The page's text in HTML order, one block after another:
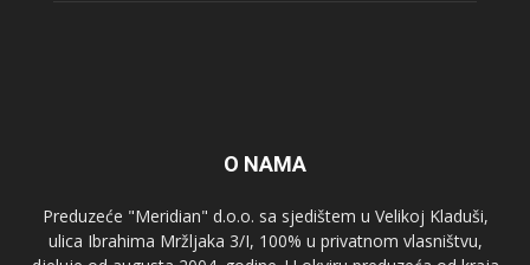
O NAMA
Preduzeće "Meridian" d.o.o. sa sjedištem u Velikoj Kladuši,
ulica Ibrahima Mržljaka 3/I, 100% u privatnom vlasništvu,